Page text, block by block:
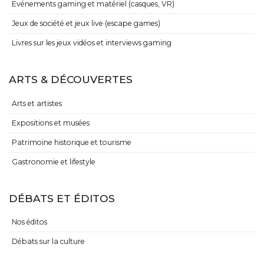
Evénements gaming et matériel (casques, VR)
Jeux de société et jeux live (escape games)
Livres sur les jeux vidéos et interviews gaming
ARTS & DÉCOUVERTES
Arts et artistes
Expositions et musées
Patrimoine historique et tourisme
Gastronomie et lifestyle
DÉBATS ET ÉDITOS
Nos éditos
Débats sur la culture